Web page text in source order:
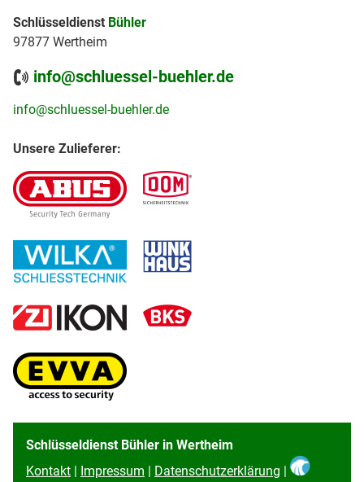
Schlüsseldienst Bühler
97877 Wertheim
info@schluessel-buehler.de
info@schluessel-buehler.de
Unsere Zulieferer:
Schlüsseldienst Bühler in Wertheim
Kontakt
Impressum Datenschutzerklärung